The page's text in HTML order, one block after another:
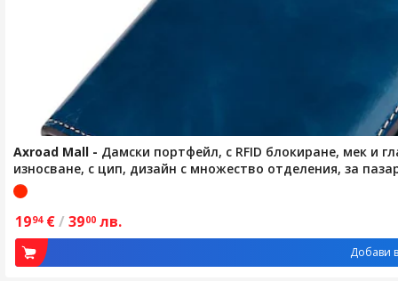
Axroad Mall - Дамски портфейл, с RFID блокиране, мек и
износване, с цип, дизайн с множество отделения, за
1994 €/ 3900 лв.
Добави